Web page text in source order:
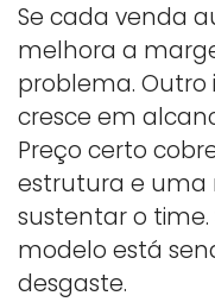
Se cada venda
melhora a
problema. Outro
cresce em
Preço certo
estrutura e uma
sustentar o time.
modelo está
desgaste.